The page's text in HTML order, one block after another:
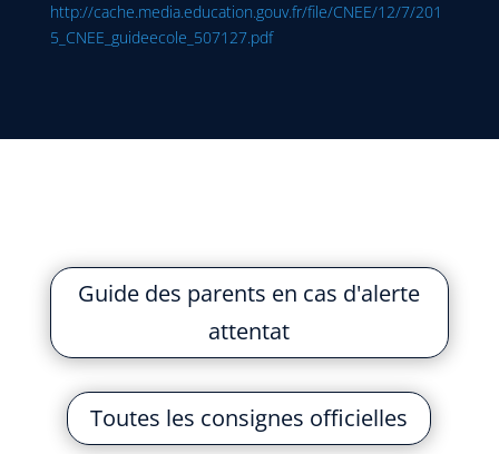
http://cache.media.education.gouv.fr/file/CNEE/12/7/201
5_CNEE_guideecole_507127.pdf
Guide des parents en cas d'alerte
attentat
Toutes les consignes officielles